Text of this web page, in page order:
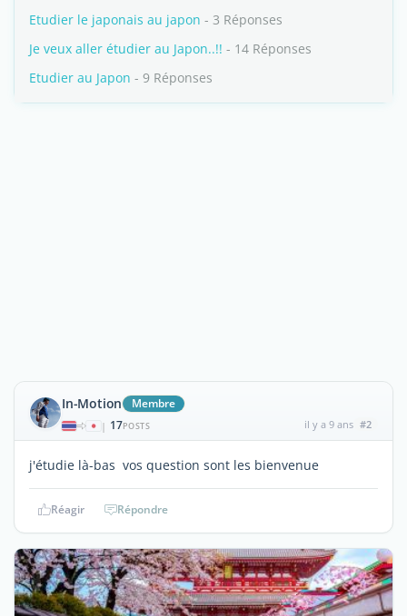
Etudier le japonais au japon - 3 Réponses
Je veux aller étudier au Japon..!! - 14 Réponses
Etudier au Japon - 9 Réponses
In-Motion Membre
| 17POSTS il y a 9 ans #2
j'étudie là-bas vos question sont les bienvenue
Réagir Répondre